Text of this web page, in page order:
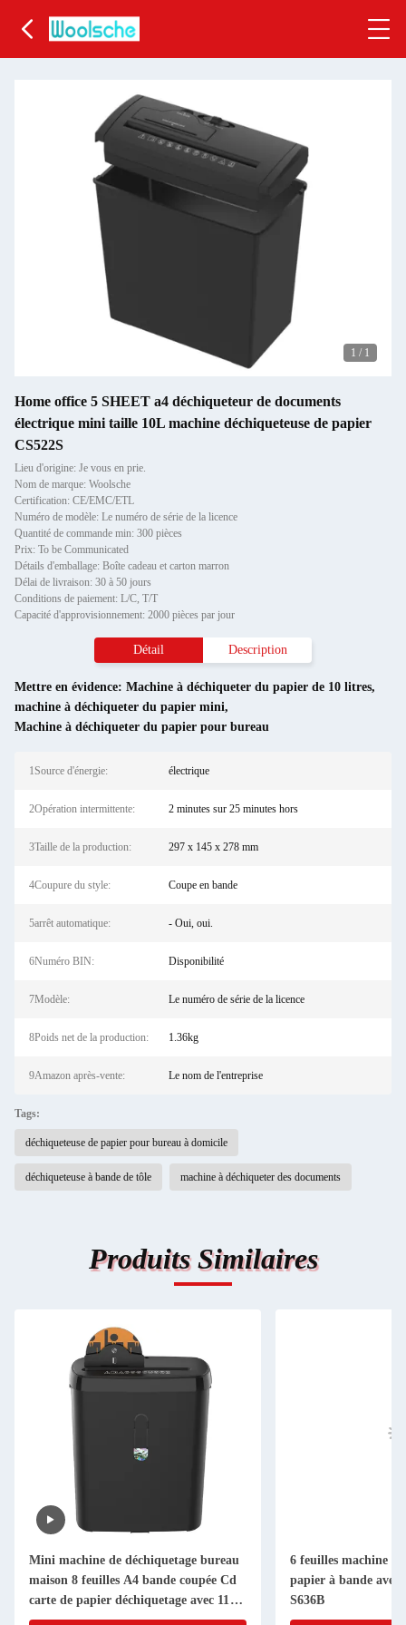
1 / 1
Home office 5 SHEET a4 déchiqueteur de documents
électrique mini taille 10L machine déchiqueteuse de papier
CS522S
Lieu d'origine: Je vous en prie.
Nom de marque: Woolsche
Certification: CE/EMC/ETL
Numéro de modèle: Le numéro de série de la licence
Quantité de commande min: 300 pièces
Prix: To be Communicated
Détails d'emballage: Boîte cadeau et carton marron
Délai de livraison: 30 à 50 jours
Conditions de paiement: L/C, T/T
Capacité d'approvisionnement: 2000 pièces par jour
Détail Description
Mettre en évidence: Machine à déchiqueter du papier de 10 litres,
machine à déchiqueter du papier mini,
Machine à déchiqueter du papier pour bureau
1Source d'énergie: électrique
2Opération intermittente: 2 minutes sur 25 minutes hors
3Taille de la production: 297 x 145 x 278 mm
4Coupure du style: Coupe en bande
5arrêt automatique: - Oui, oui.
6Numéro BIN: Disponibilité
7Modèle: Le numéro de série de la licence
8Poids net de la production: 1.36kg
9Amazon après-vente: Le nom de l'entreprise
Tags:
déchiqueteuse de papier pour bureau à domicile
déchiqueteuse à bande de tôle machine à déchiqueter des documents
Produits Similaires
Mini machine de déchiquetage bureau
maison 8 feuilles A4 bande coupée Cd
carte de papier déchiquetage avec 11L
Bin SD108P
6 feuilles machine à
papier à bande
S636B